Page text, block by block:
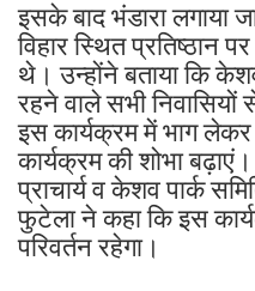
इसके बाद भंडारा लगाया
विहार स्थित प्रतिष्ठान
थे। उन्होंने बताया कि
रहने वाले सभी
इस कार्यक्रम में भाग
कार्यक्रम की शोभा
प्राचार्य व केशव पार्क
फुटेला ने कहा कि इस
परिवर्तन रहेगा।